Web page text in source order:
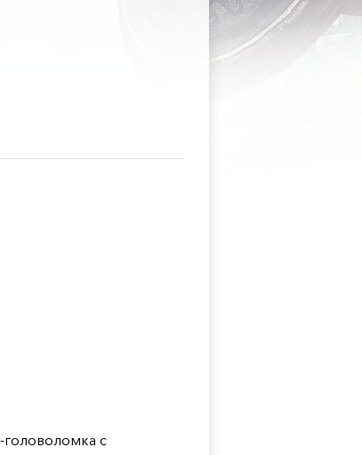
головоломка с